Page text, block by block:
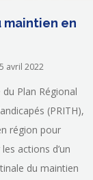
maintien en
avril 2022
Plan Régional
(PRITH),
région pour
actions d’un
du maintien